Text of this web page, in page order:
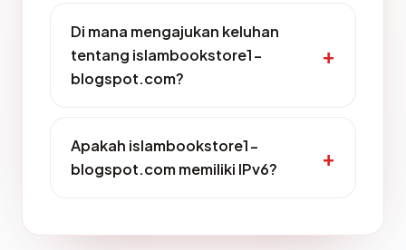
Di mana mengajukan keluhan
tentang islambookstore1-
blogspot.com?
Apakah islambookstore1-
blogspot.com memiliki IPv6?